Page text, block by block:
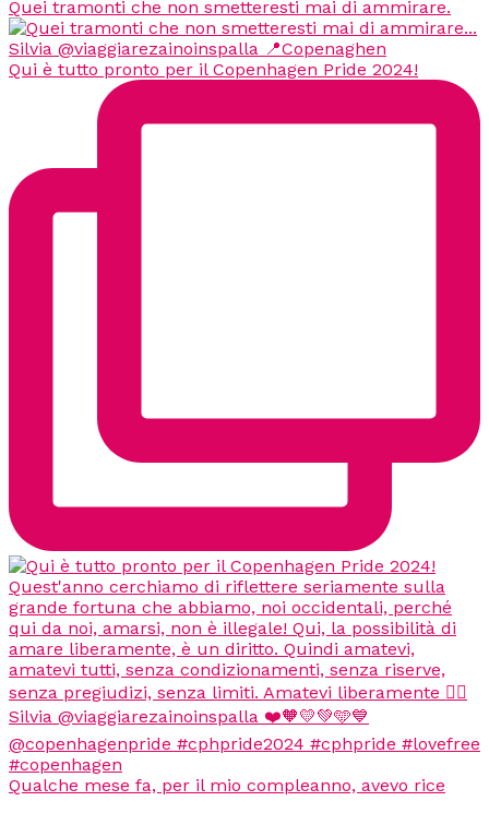
Quei tramonti che non smetteresti mai di ammirare.
Qui è tutto pronto per il Copenhagen Pride 2024!
Qualche mese fa, per il mio compleanno, avevo rice